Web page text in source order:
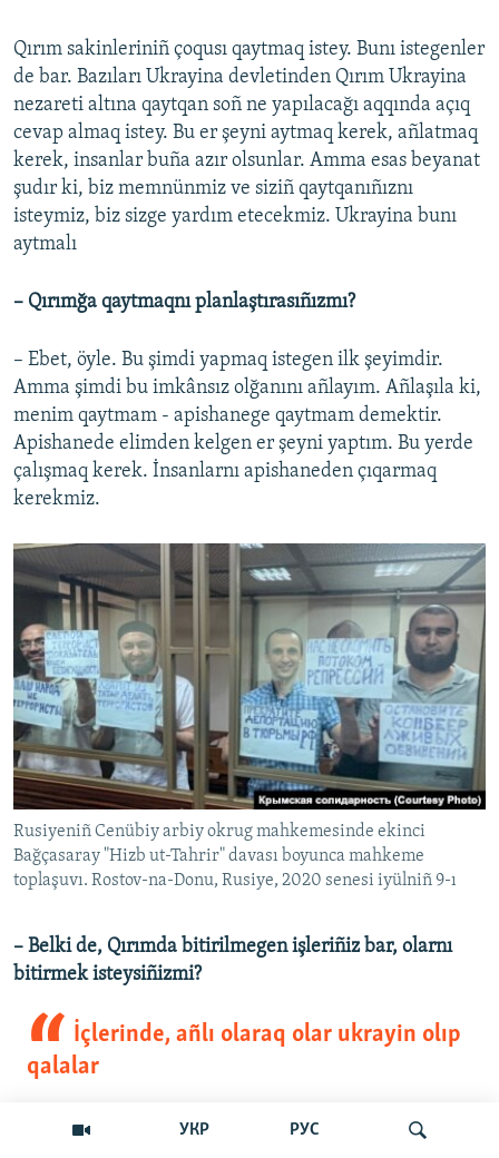
УКР РУС
Qırım sakinleriniñ çoqusı qaytmaq istey. Bunı istegenler
de bar. Bazıları Ukrayina devletinden Qırım Ukrayina
nezareti altına qaytqan soñ ne yapılacağı aqqında açıq
cevap almaq istey. Bu er şeyni aytmaq kerek, añlatmaq
kerek, insanlar buña azır olsunlar. Amma esas beyanat
şudır ki, biz memnünmiz ve siziñ qaytqanıñıznı
isteymiz, biz sizge yardım etecekmiz. Ukrayina bunı
aytmalı
– Qırımğa qaytmaqnı planlaştırasıñızmı?
– Ebet, öyle. Bu şimdi yapmaq istegen ilk şeyimdir.
Amma şimdi bu imkânsız olğanını añlayım. Añlaşıla ki,
menim qaytmam - apishanege qaytmam demektir.
Apishanede elimden kelgen er şeyni yaptım. Bu yerde
çalışmaq kerek. İnsanlarnı apishaneden çıqarmaq
kerekmiz.
Rusiyeniñ Cenübiy arbiy okrug mahkemesinde ekinci
Bağçasaray "Hizb ut-Tahrir" davası boyunca mahkeme
toplaşuvı. Rostov-na-Donu, Rusiye, 2020 senesi iyülniñ 9-ı
– Belki de, Qırımda bitirilmegen işleriñiz bar, olarnı
bitirmek isteysiñizmi?
İçlerinde, añlı olaraq olar ukrayin olıp
qalalar
– Elbette bar. Men bütün vaqtımnı, esas işlerden ğayrı,